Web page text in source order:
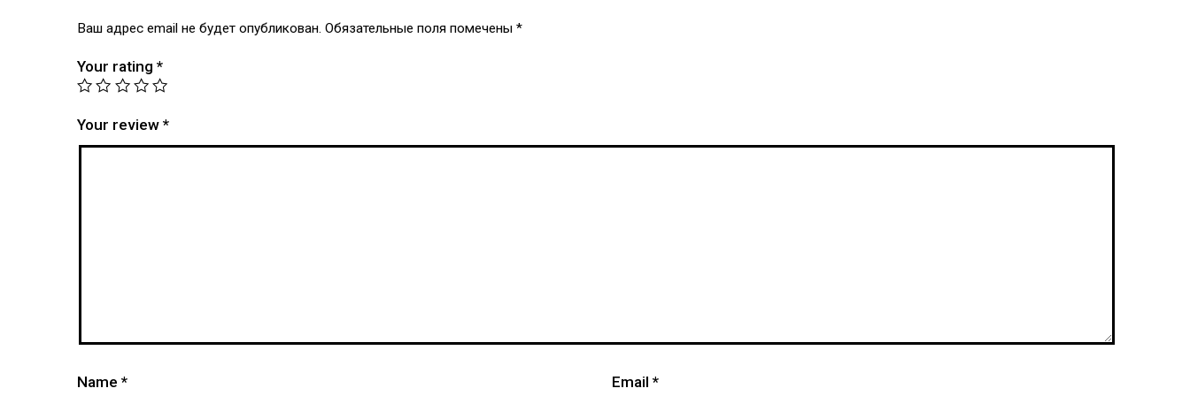
Ваш адрес email не будет опубликован. Обязательные поля помечены *
Your rating *
Your review *
Name * Email *